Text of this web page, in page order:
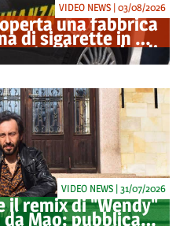
una fabbrica
di sigarette in via
1.350 kg di
tabacco
VIDEO NEWS | 03/08/2026
il remix di "Wendy"
Mao: pubblicato
VIDEO NEWS | 31/07/2026